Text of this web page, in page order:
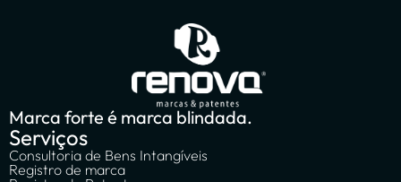
Marca forte é marca blindada.
Serviços
Consultoria de Bens Intangíveis
Registro de marca